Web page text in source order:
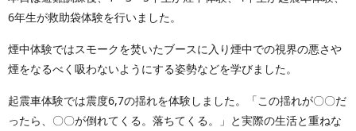
6年生が救助袋体験を行いました。
煙中体験ではスモークを焚いたブースに入り煙中での視界の悪さや
煙をなるべく吸わないようにする姿勢などを学びました。
起震車体験では震度6,7の揺れを体験しました。「この揺れが〇〇だ
ったら、〇〇が倒れてくる。落ちてくる。」と実際の生活と重ねな